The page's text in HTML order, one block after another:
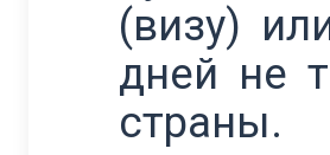
(визу)
дней не
страны.